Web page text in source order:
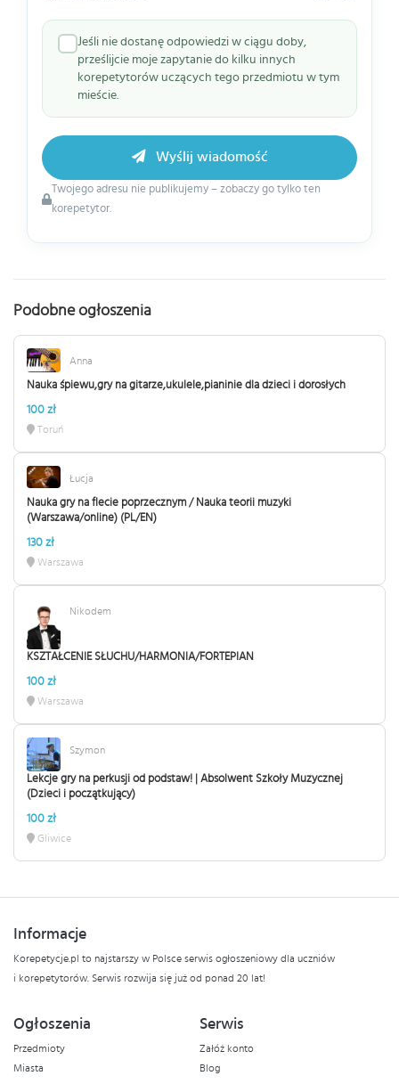
Jeśli nie dostanę odpowiedzi w ciągu doby,
prześlijcie moje zapytanie do kilku innych
korepetytorów uczących tego przedmiotu w tym
mieście.
Twojego adresu nie publikujemy – zobaczy go tylko ten
korepetytor.
Wyślij wiadomość
Podobne ogłoszenia
Anna
Nauka śpiewu,gry na gitarze,ukulele,pianinie dla dzieci i dorosłych
100 zł
Toruń
Łucja
Nauka gry na flecie poprzecznym / Nauka teorii muzyki
(Warszawa/online) (PL/EN)
130 zł
Warszawa
Nikodem
KSZTAŁCENIE SŁUCHU/HARMONIA/FORTEPIAN
100 zł
Warszawa
Szymon
Lekcje gry na perkusji od podstaw! | Absolwent Szkoły Muzycznej
(Dzieci i początkujący)
100 zł
Gliwice
Informacje
Korepetycje.pl to najstarszy w Polsce serwis ogłoszeniowy dla uczniów
i korepetytorów. Serwis rozwija się już od ponad 20 lat!
Ogłoszenia
Przedmioty
Miasta
Serwis
Załóż konto
Blog